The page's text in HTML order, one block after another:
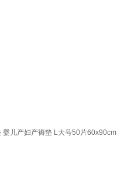
婴儿产妇产褥垫 L大号50片60x90cm